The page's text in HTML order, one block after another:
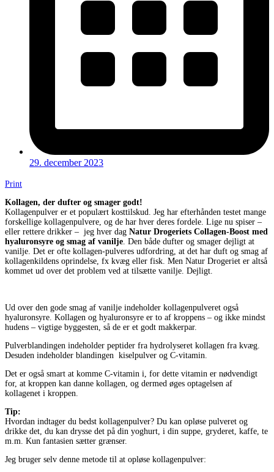
29. december 2023
Print
Kollagen, der dufter og smager godt!
Kollagenpulver er et populært kosttilskud. Jeg har efterhånden testet mange
forskellige kollagenpulvere, og de har hver deres fordele. Lige nu spiser –
eller rettere drikker – jeg hver dag Natur Drogeriets Collagen-Boost med
hyaluronsyre og smag af vanilje . Den både dufter og smager dejligt at
vanilje. Det er ofte kollagen-pulveres udfordring, at det har duft og smag af
kollagenkildens oprindelse, fx kvæg eller fisk. Men Natur Drogeriet er altså
kommet ud over det problem ved at tilsætte vanilje. Dejligt.
Ud over den gode smag af vanilje indeholder kollagenpulveret også
hyaluronsyre. Kollagen og hyaluronsyre er to af kroppens – og ikke mindst
hudens – vigtige byggesten, så de er et godt makkerpar.
Pulverblandingen indeholder peptider fra hydrolyseret kollagen fra kvæg.
Desuden indeholder blandingen kiselpulver og C-vitamin.
Det er også smart at komme C-vitamin i, for dette vitamin er nødvendigt
for, at kroppen kan danne kollagen, og dermed øges optagelsen af
kollagenet i kroppen.
Tip:
Hvordan indtager du bedst kollagenpulver? Du kan opløse pulveret og
drikke det, du kan drysse det på din yoghurt, i din suppe, gryderet, kaffe, te
m.m. Kun fantasien sætter grænser.
Jeg bruger selv denne metode til at opløse kollagenpulver: